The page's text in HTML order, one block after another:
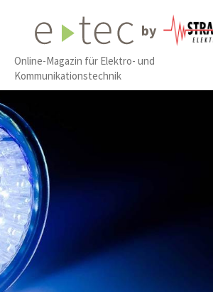
by
Online-Magazin für Elektro- und
Kommunikationstechnik